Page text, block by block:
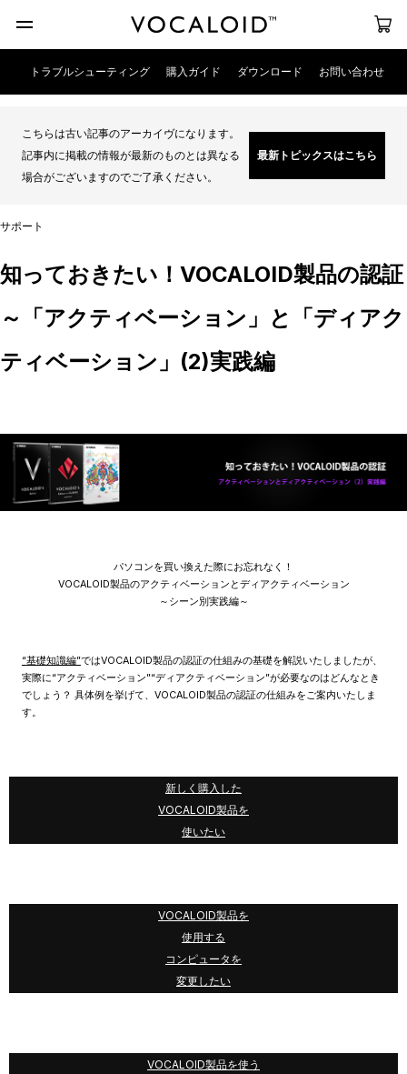
トラブルシューティング 購入ガイド ダウンロード お問い合わせ
こちらは古い記事のアーカイヴになります。
記事内に掲載の情報が最新のものとは異なる
場合がございますのでご了承ください。
最新トピックスはこちら
サポート
知っておきたい！VOCALOID製品の認証
～「アクティベーション」と「ディアク
ティベーション」(2)実践編
パソコンを買い換えた際にお忘れなく！
VOCALOID製品のアクティベーションとディアクティベーション
～シーン別実践編～
“基礎知識編”ではVOCALOID製品の認証の仕組みの基礎を解説いたしましたが、
実際に“アクティベーション”“ディアクティベーション”が必要なのはどんなとき
でしょう？ 具体例を挙げて、VOCALOID製品の認証の仕組みをご案内いたしま
す。
新しく購入した
VOCALOID製品を
使いたい
VOCALOID製品を
使用する
コンピュータを
変更したい
VOCALOID製品を使う